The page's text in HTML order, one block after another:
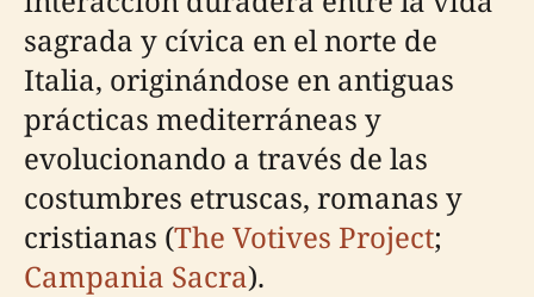
sagrada y cívica en el norte de
Italia, originándose en antiguas
prácticas mediterráneas y
evolucionando a través de las
costumbres etruscas, romanas y
cristianas (The Votives Project;
Campania Sacra).